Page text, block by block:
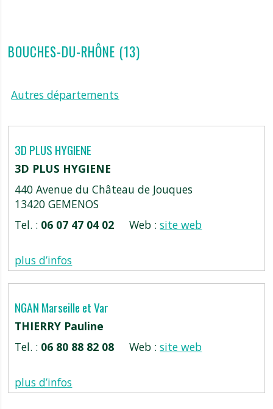
BOUCHES-DU-RHÔNE (13)
Autres départements
3D PLUS HYGIENE
3D PLUS HYGIENE
440 Avenue du Château de Jouques
13420 GEMENOS
Tel. : 06 07 47 04 02 Web :site web
plus d’infos
NGAN Marseille et Var
THIERRY Pauline
Tel. : 06 80 88 82 08 Web :site web
plus d’infos